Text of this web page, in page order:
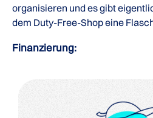
organisieren und es gibt
dem Duty-Free-Shop eine
Finanzierung: